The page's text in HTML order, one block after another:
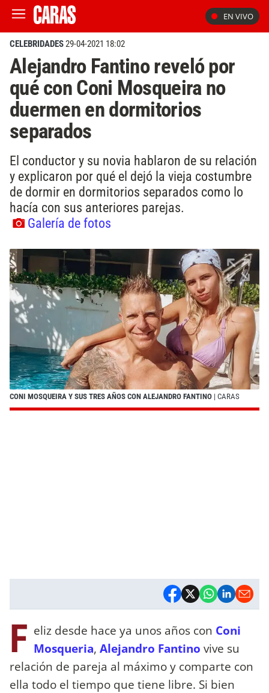
EN VIVO
CELEBRIDADES29-04-2021 18:02
Alejandro Fantino reveló por
qué con Coni Mosqueira no
duermen en dormitorios
separados
El conductor y su novia hablaron de su relación
y explicaron por qué el dejó la vieja costumbre
de dormir en dormitorios separados como lo
hacía con sus anteriores parejas.
Galería de fotos
CONI MOSQUEIRA Y SUS TRES AÑOS CON ALEJANDRO FANTINO | CARAS
F eliz desde hace ya unos años con Coni
Mosqueria, Alejandro Fantino vive su
relación de pareja al máximo y comparte con
ella todo el tiempo que tiene libre. Si bien